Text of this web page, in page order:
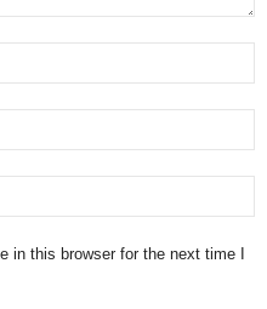
in this browser for the next time I